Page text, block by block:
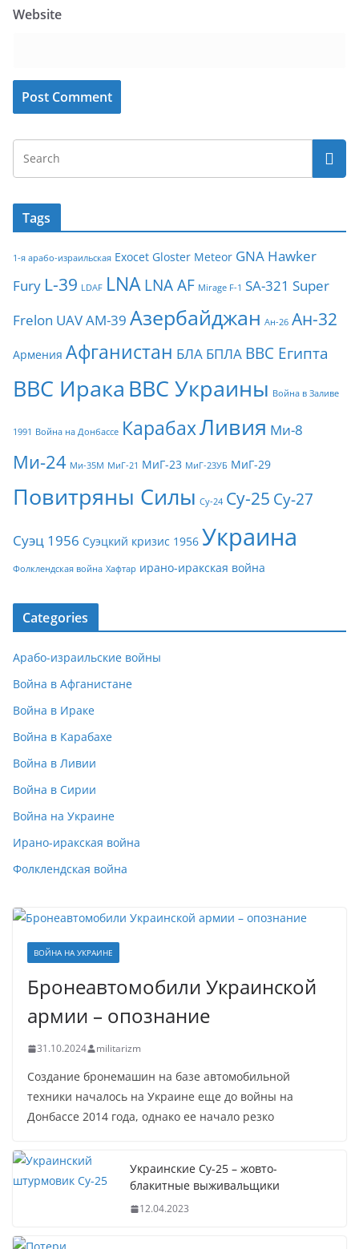
Website
Tags
1-я арабо-израильская Exocet Gloster Meteor GNA Hawker
Fury L-39 LDAF LNA LNA AF Mirage F-1 SA-321 Super
Frelon UAVАМ-39 Азербайджан Ан-26 Ан-32
Армения Афганистан БЛА БПЛА ВВС Египта
ВВС Ирака ВВС Украины Война в Заливе
1991 Война на Донбассе КарабахЛивия Ми-8
Ми-24 Ми-35М МиГ-21 МиГ-23 МиГ-23УБ МиГ-29
Повитряны Силы Су-24 Су-25 Су-27
Суэц 1956 Суэцкий кризис 1956 Украина
Фолклендская война Хафтар ирано-иракская война
Categories
Арабо-израильские войны
Война в Афганистане
Война в Ираке
Война в Карабахе
Война в Ливии
Война в Сирии
Война на Украине
Ирано-иракская война
Фолклендская война
ВОЙНА НА УКРАИНЕ
Бронеавтомобили Украинской
армии – опознание
31.10.2024 militarizm
Создание бронемашин на базе автомобильной
техники началось на Украине еще до войны на
Донбассе 2014 года, однако ее начало резко
Украинские Су-25 – жовто-
блакитные выживальщики
12.04.2023